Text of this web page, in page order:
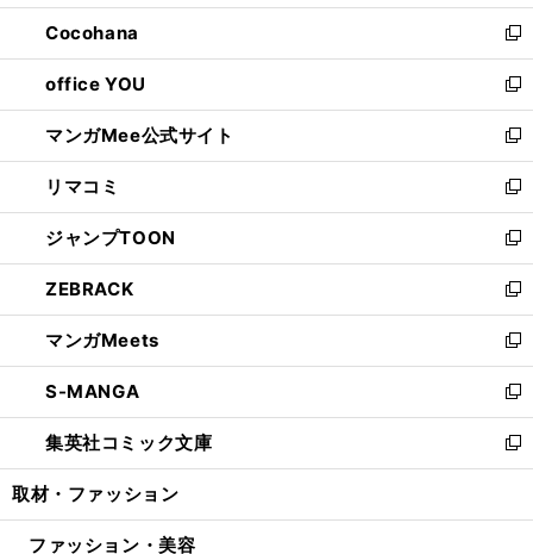
開
く
ウ
で
開
く
ン
ド
ウ
で
開
く
し
い
ウ
ィ
ン
ド
ウ
で
開
く
Cocohana
新
し
い
ウ
ィ
ン
ド
ウ
で
開
く
office YOU
新
し
い
ウ
ィ
ン
ド
ウ
で
開
く
マンガMee公式サイト
新
し
い
ウ
ィ
ン
ド
ウ
で
開
く
リマコミ
新
し
い
ウ
ィ
ン
ド
ウ
で
開
く
ジャンプTOON
新
し
い
ウ
ィ
ン
ド
ウ
で
開
ZEBRACK
新
し
い
ウ
ィ
ン
ド
ウ
開
マンガMeets
新
し
い
ウ
ィ
ン
ウ
S-MANGA
新
し
い
ウ
ン
集英社コミック文庫
新
し
ウ
取材・ファッション
ファッション・美容